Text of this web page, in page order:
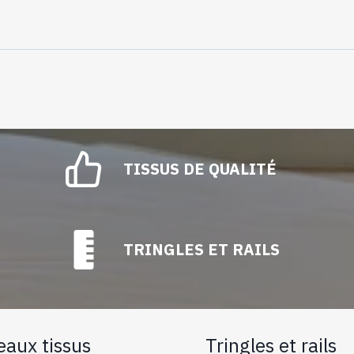
TISSUS DE QUALITÉ
TRINGLES ET RAILS
tissus Tringles et rails